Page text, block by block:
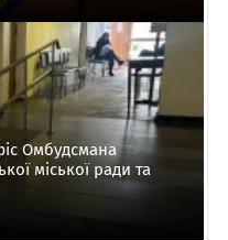
Омбудсмана
міської ради та